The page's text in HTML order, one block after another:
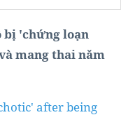
bị 'chứng loạn
mang thai năm
after being